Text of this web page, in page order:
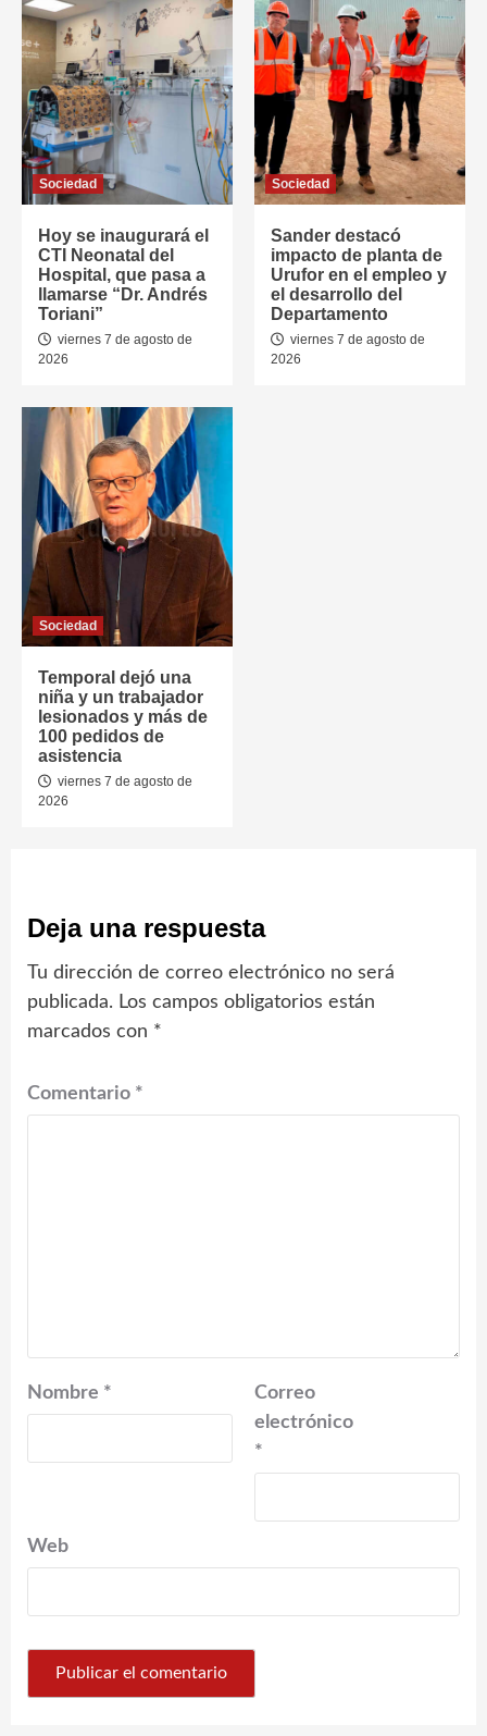
Sociedad
Hoy se inaugurará el
CTI Neonatal del
Hospital, que pasa a
llamarse “Dr. Andrés
Toriani”
viernes 7 de agosto de
2026
Sociedad
Sander destacó
impacto de planta de
Urufor en el empleo y
el desarrollo del
Departamento
viernes 7 de agosto de
2026
Sociedad
Temporal dejó una
niña y un trabajador
lesionados y más de
100 pedidos de
asistencia
viernes 7 de agosto de
2026
Deja una respuesta
Tu dirección de correo electrónico no será
publicada. Los campos obligatorios están
marcados con *
Comentario *
Nombre *
Correo
electrónico
*
Web